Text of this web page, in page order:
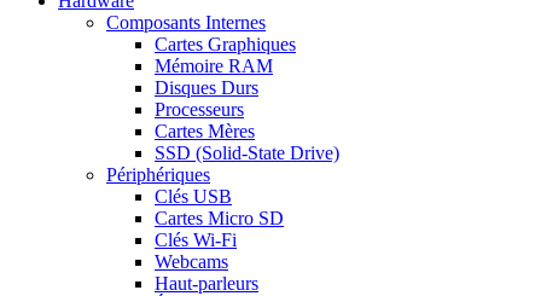
Composants Internes
Cartes Graphiques
Mémoire RAM
Disques Durs
Processeurs
Cartes Mères
SSD (Solid-State Drive)
Périphériques
Clés USB
Cartes Micro SD
Clés Wi-Fi
Webcams
Haut-parleurs